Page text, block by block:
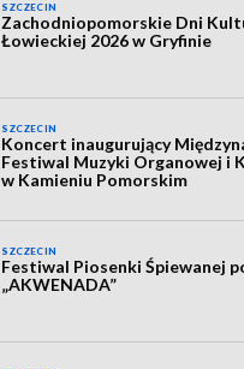
SZCZECIN
Zachodniopomorskie Dni
Łowieckiej 2026 w Gryfinie
SZCZECIN
Koncert inaugurujący
Festiwal Muzyki Organowej i
w Kamieniu Pomorskim
SZCZECIN
Festiwal Piosenki Śpiewanej
„AKWENADA”